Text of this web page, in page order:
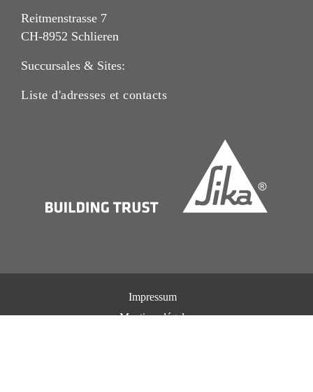
Reitmenstrasse 7
CH-8952 Schlieren
Succursales & Sites:
Liste d'adresses et contacts
Impressum
Mentions légales